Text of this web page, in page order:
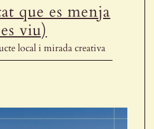
que es menja
viu)
local i mirada creativa